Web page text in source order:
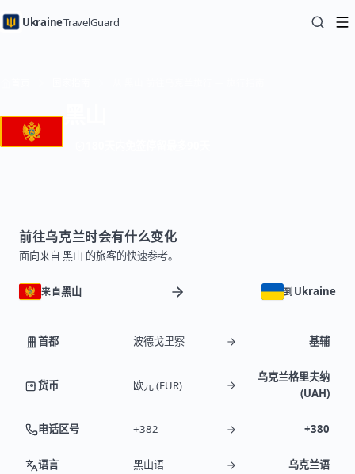
UkraineTravelGuard
前往乌克兰时会有什么变化
面向来自 黑山 的旅客的快速参考。
来自黑山 到 Ukraine
首都 波德戈里察 基辅
货币 欧元 (EUR)
乌克兰格里夫纳
(UAH)
电话区号 +382 +380
语言 黑山语 乌克兰语